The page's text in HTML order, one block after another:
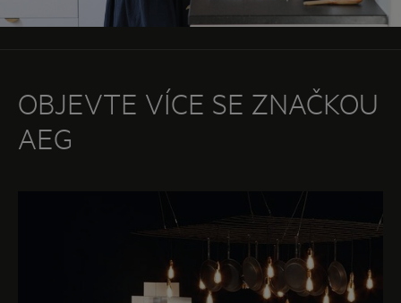
OBJEVTE VÍCE SE ZNAČKOU
AEG